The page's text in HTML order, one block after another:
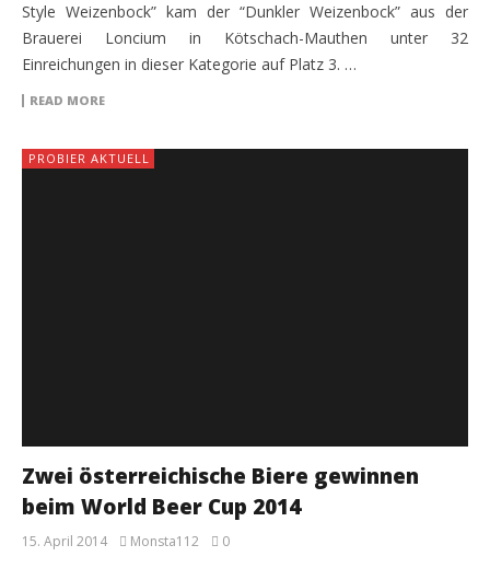
Style Weizenbock” kam der “Dunkler Weizenbock” aus der
Brauerei Loncium in Kötschach-Mauthen unter 32
Einreichungen in dieser Kategorie auf Platz 3. …
READ MORE
PROBIER AKTUELL
Zwei österreichische Biere gewinnen
beim World Beer Cup 2014
15. April 2014 Monsta112 0